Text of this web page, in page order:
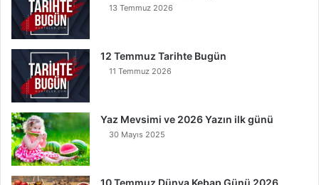
13 Temmuz 2026
12 Temmuz Tarihte Bugün
11 Temmuz 2026
Yaz Mevsimi ve 2026 Yazın ilk günü
30 Mayıs 2025
10 Temmuz Dünya Kebap Günü 2026